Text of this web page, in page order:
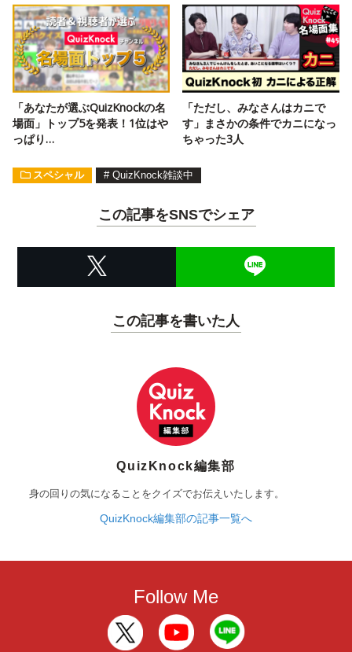
「あなたが選ぶQuizKnockの名
場面」トップ5を発表！1位はや
っぱり…
「ただし、みなさんはカニで
す」まさかの条件でカニになっ
ちゃった3人
スペシャル # QuizKnock雑談中
この記事をSNSでシェア
この記事を書いた人
QuizKnock編集部
身の回りの気になることをクイズでお伝えいたします。
QuizKnock編集部の記事一覧へ
Follow Me